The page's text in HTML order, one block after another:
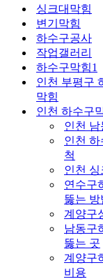
싱크대막힘
변기막힘
하수구공사
작업갤러리
하수구막힘1
인천 부평구
막힘
인천 하수구
인천
인천 하
척
인천
연수구
뚫는 방
계양구
남동구
뚫는 곳
계양구
비용